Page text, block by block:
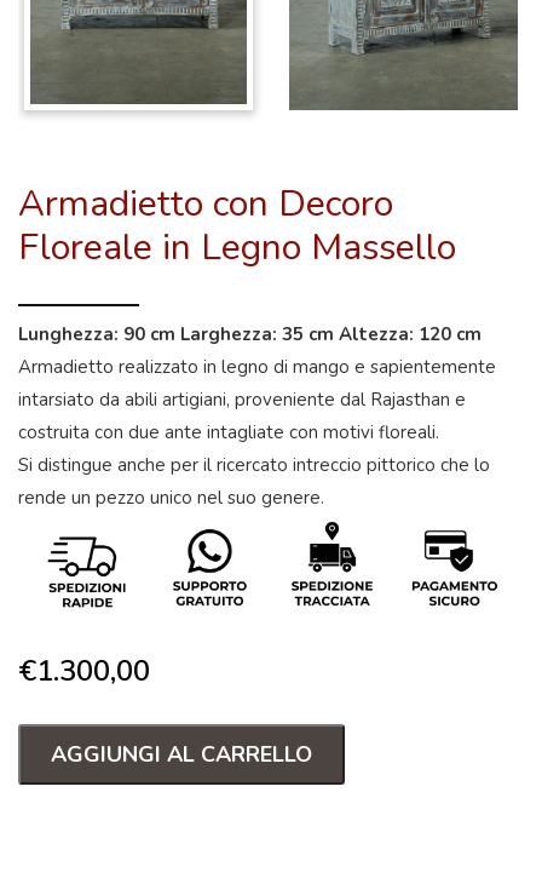
Armadietto con Decoro
Floreale in Legno Massello
Lunghezza: 90 cm Larghezza: 35 cm Altezza: 120 cm
Armadietto realizzato in legno di mango e sapientemente
intarsiato da abili artigiani, proveniente dal Rajasthan e
costruita con due ante intagliate con motivi floreali.
Si distingue anche per il ricercato intreccio pittorico che lo
rende un pezzo unico nel suo genere.
€1.300,00
AGGIUNGI AL CARRELLO